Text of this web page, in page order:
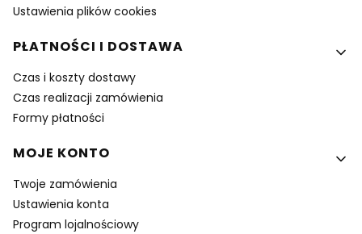
Ustawienia plików cookies
PŁATNOŚCI I DOSTAWA
Czas i koszty dostawy
Czas realizacji zamówienia
Formy płatności
MOJE KONTO
Twoje zamówienia
Ustawienia konta
Program lojalnościowy